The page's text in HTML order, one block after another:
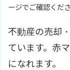
ージでご確認くださ
不動産の売却
ています。赤
になれます。